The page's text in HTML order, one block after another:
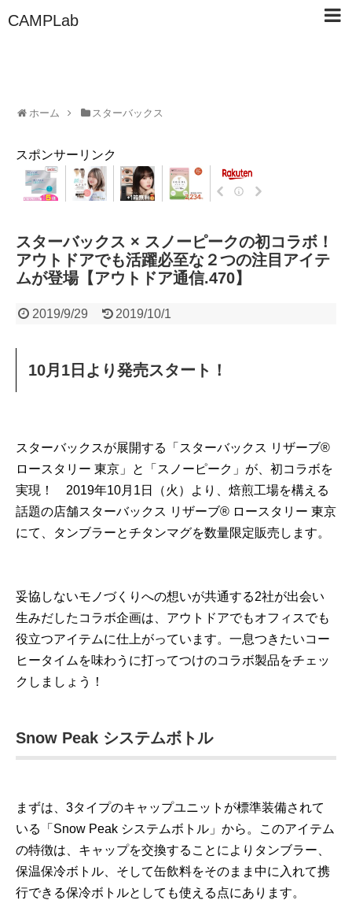
CAMPLab
ホーム スターバックス
スポンサーリンク
スターバックス × スノーピークの初コラボ！
アウトドアでも活躍必至な２つの注目アイテ
ムが登場【アウトドア通信.470】
2019/9/29 2019/10/1
10月1日より発売スタート！
スターバックスが展開する「スターバックス リザーブ®︎
ロースタリー 東京」と「スノーピーク」が、初コラボを
実現！ 2019年10月1日（火）より、焙煎工場を構える
話題の店舗スターバックス リザーブ® ロースタリー 東京
にて、タンブラーとチタンマグを数量限定販売します。
妥協しないモノづくりへの想いが共通する2社が出会い
生みだしたコラボ企画は、アウトドアでもオフィスでも
役立つアイテムに仕上がっています。一息つきたいコー
ヒータイムを味わうに打ってつけのコラボ製品をチェッ
クしましょう！
Snow Peak システムボトル
まずは、3タイプのキャップユニットが標準装備されて
いる「Snow Peak システムボトル」から。このアイテム
の特徴は、キャップを交換することによりタンブラー、
保温保冷ボトル、そして缶飲料をそのまま中に入れて携
行できる保冷ボトルとしても使える点にあります。